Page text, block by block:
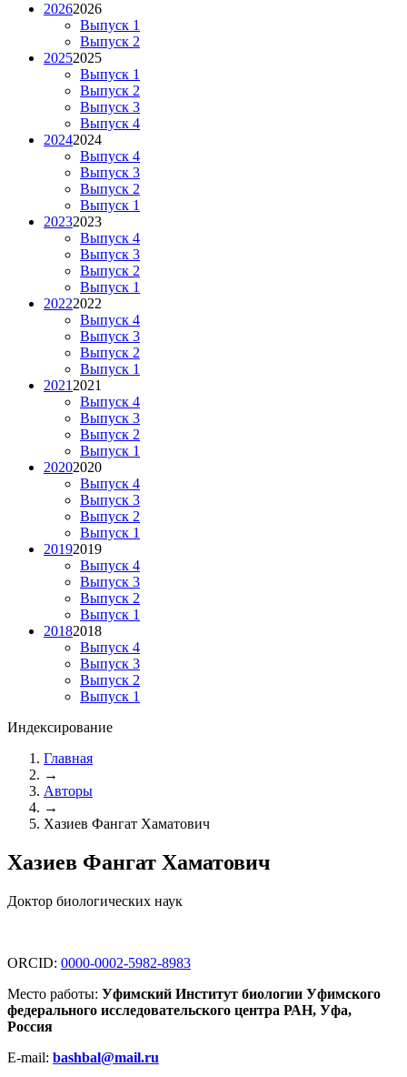
20262026
Выпуск 1
Выпуск 2
20252025
Выпуск 1
Выпуск 2
Выпуск 3
Выпуск 4
20242024
Выпуск 4
Выпуск 3
Выпуск 2
Выпуск 1
20232023
Выпуск 4
Выпуск 3
Выпуск 2
Выпуск 1
20222022
Выпуск 4
Выпуск 3
Выпуск 2
Выпуск 1
2021 2021
Выпуск 4
Выпуск 3
Выпуск 2
Выпуск 1
20202020
Выпуск 4
Выпуск 3
Выпуск 2
Выпуск 1
20192019
Выпуск 4
Выпуск 3
Выпуск 2
Выпуск 1
20182018
Выпуск 4
Выпуск 3
Выпуск 2
Выпуск 1
Индексирование
Главная
→
Авторы
→
Хазиев Фангат Хаматович
Хазиев Фангат Хаматович
Доктор биологических наук
ORCID: 0000-0002-5982-8983
Место работы: Уфимский Институт биологии Уфимского
федерального исследовательского центра РАН, Уфа,
Россия
E-mail: bashbal@mail.ru